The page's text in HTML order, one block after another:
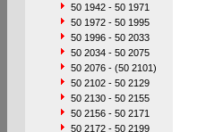
50 1942 - 50 1971
50 1972 - 50 1995
50 1996 - 50 2033
50 2034 - 50 2075
50 2076 - (50 2101)
50 2102 - 50 2129
50 2130 - 50 2155
50 2156 - 50 2171
50 2172 - 50 2199